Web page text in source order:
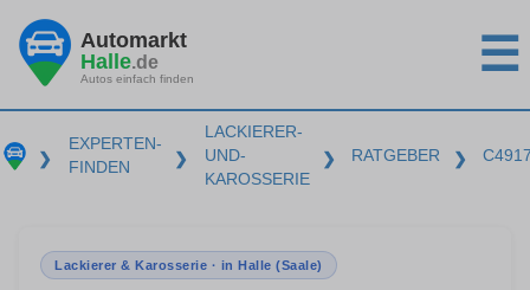
Automarkt
Halle.de
Autos einfach finden ☰
❯
EXPERTEN-
FINDEN
❯
LACKIERER-
UND-
KAROSSERIE
❯ RATGEBER ❯
Lackierer & Karosserie · in Halle (Saale)